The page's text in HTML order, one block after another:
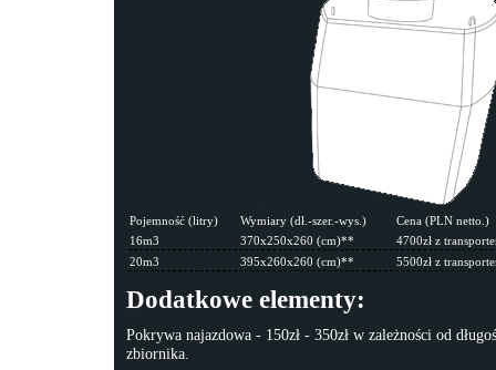
Pojemność (litry) Wymiary (dł.-szer.-wys.)
Cena (PLN netto.)
16m3
370x250x260 (cm)**
4700zł z
20m3
395x260x260 (cm)** 5500zł z
Dodatkowe elementy:
Pokrywa najazdowa - 150zł - 350zł w zależności od
zbiornika.